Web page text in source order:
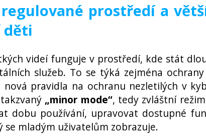
prostředí a
děti
videí funguje v prostředí, kde stát
služeb. To se týká zejména
nová pravidla na ochranu nezletilých v
„minor mode“, tedy zvláštní
dobu používání, upravovat dostupné
se mladým uživatelům zobrazuje.